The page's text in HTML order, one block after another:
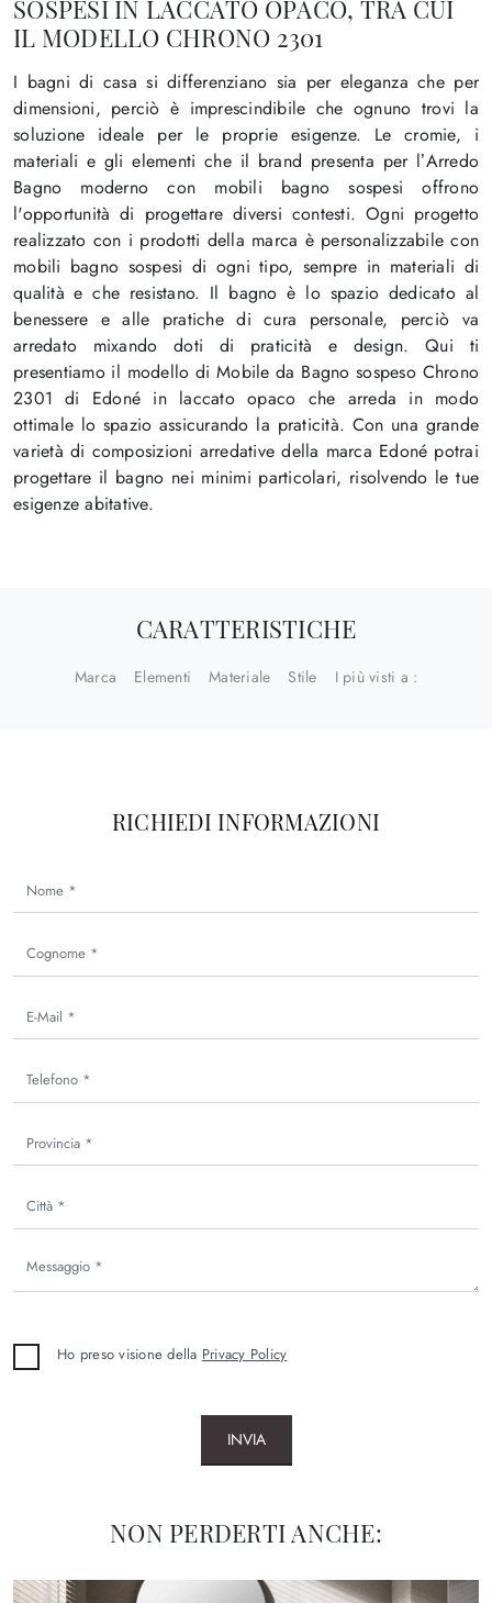
SOSPESI IN LACCATO OPACO, TRA CUI
IL MODELLO CHRONO 2301
I bagni di casa si differenziano sia per eleganza che per
dimensioni, perciò è imprescindibile che ognuno trovi la
soluzione ideale per le proprie esigenze. Le cromie, i
materiali e gli elementi che il brand presenta per l’Arredo
Bagno moderno con mobili bagno sospesi offrono
l'opportunità di progettare diversi contesti. Ogni progetto
realizzato con i prodotti della marca è personalizzabile con
mobili bagno sospesi di ogni tipo, sempre in materiali di
qualità e che resistano. Il bagno è lo spazio dedicato al
benessere e alle pratiche di cura personale, perciò va
arredato mixando doti di praticità e design. Qui ti
presentiamo il modello di Mobile da Bagno sospeso Chrono
2301 di Edoné in laccato opaco che arreda in modo
ottimale lo spazio assicurando la praticità. Con una grande
varietà di composizioni arredative della marca Edoné potrai
progettare il bagno nei minimi particolari, risolvendo le tue
esigenze abitative.
CARATTERISTICHE
Marca Elementi Materiale Stile I più visti a :
RICHIEDI INFORMAZIONI
Ho preso visione della Privacy Policy
INVIA
NON PERDERTI ANCHE: